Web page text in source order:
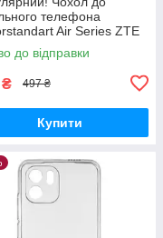
телефона
Air Series ZTE
A52 Transparent
- Краща якість
до відправки
₴ 497 ₴
Купити